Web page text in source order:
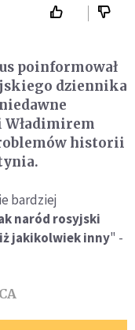
poinformował
dziennika
Władimirem
historii
bardziej
naród rosyjski
jakikolwiek inny" -